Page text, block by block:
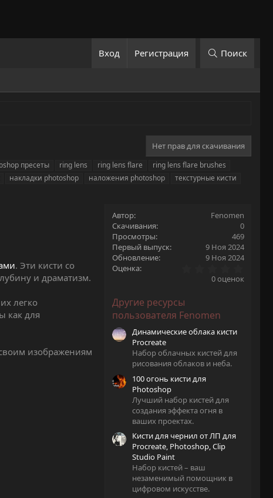
Вход Регистрация Поиск
Нет прав для скачивания
пресеты ring lens ring lens flare
ring lens flare brushes
накладки photoshop наложения photoshop
текстурные кисти
. Эти кисти со
и драматизм.
легко
как для
изображениям
Автор
Fenomen
Скачивания
0
Просмотры
469
Первый выпуск
9 Ноя 2024
Обновление
9 Ноя 2024
Оценка
0
0 оценок
Другие ресурсы
пользователя Fenomen
Динамические облака кисти
Procreate
Набор облачных кистей для
рисования облаков и неба.
100 огонь кисти для
Photoshop
Лучший набор кистей для
создания эффекта огня в
ваших проектах.
Кисти для чернил от ЛП для
Procreate, Photoshop, Clip
Studio Paint
Набор кистей – ваш
незаменимый помощник в
цифровом искусстве.